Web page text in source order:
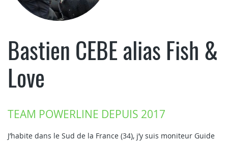
Bastien CEBE alias Fish &
Love
TEAM POWERLINE DEPUIS 2017
J’habite dans le Sud de la France (34), j’y suis moniteur Guide